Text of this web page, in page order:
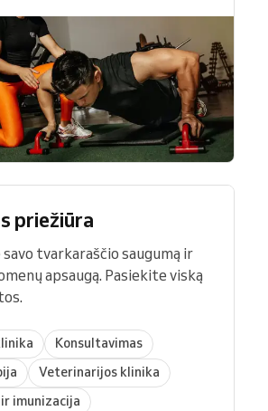
priežiūra
tvarkaraščio saugumą ir
apsaugą. Pasiekite viską
Konsultavimas
Veterinarijos klinika
imunizacija